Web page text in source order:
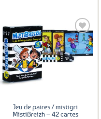
Ajouter
Jeu de paires / mistigri
MistiBreizh – 42 cartes